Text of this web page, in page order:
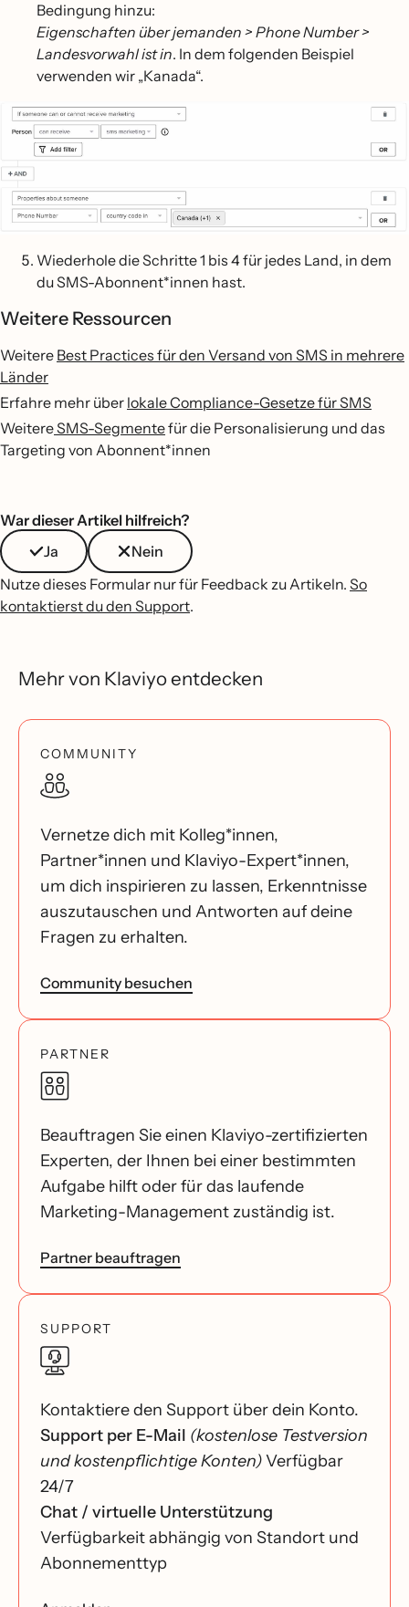
Bedingung hinzu:
Eigenschaften über jemanden > Phone Number >
Landesvorwahl ist in. In dem folgenden Beispiel
verwenden wir „Kanada“.
Wiederhole die Schritte 1 bis 4 für jedes Land, in dem
du SMS-Abonnent*innen hast.
Weitere Ressourcen
Weitere Best Practices für den Versand von SMS in mehrere
Länder
Erfahre mehr über lokale Compliance-Gesetze für SMS
WeitereSMS-Segmentefür die Personalisierung und das
Targeting von Abonnent*innen
War dieser Artikel hilfreich?
Ja
Nein
Nutze dieses Formular nur für Feedback zu Artikeln. So
kontaktierst du den Support.
Mehr von Klaviyo entdecken
COMMUNITY
Vernetze dich mit Kolleg*innen,
Partner*innen und Klaviyo-Expert*innen,
um dich inspirieren zu lassen, Erkenntnisse
auszutauschen und Antworten auf deine
Fragen zu erhalten.
Community besuchen
PARTNER
Beauftragen Sie einen Klaviyo-zertifizierten
Experten, der Ihnen bei einer bestimmten
Aufgabe hilft oder für das laufende
Marketing-Management zuständig ist.
Partner beauftragen
SUPPORT
Kontaktiere den Support über dein Konto.
Support per E-Mail (kostenlose Testversion
und kostenpflichtige Konten)Verfügbar
24/7
Chat / virtuelle Unterstützung
Verfügbarkeit abhängig von Standort und
Abonnementtyp